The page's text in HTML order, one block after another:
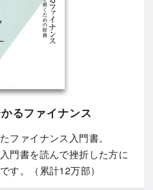
るファイナンス
ファイナンス入門書。
門書を読んで挫折した方に
す。（累計12万部）